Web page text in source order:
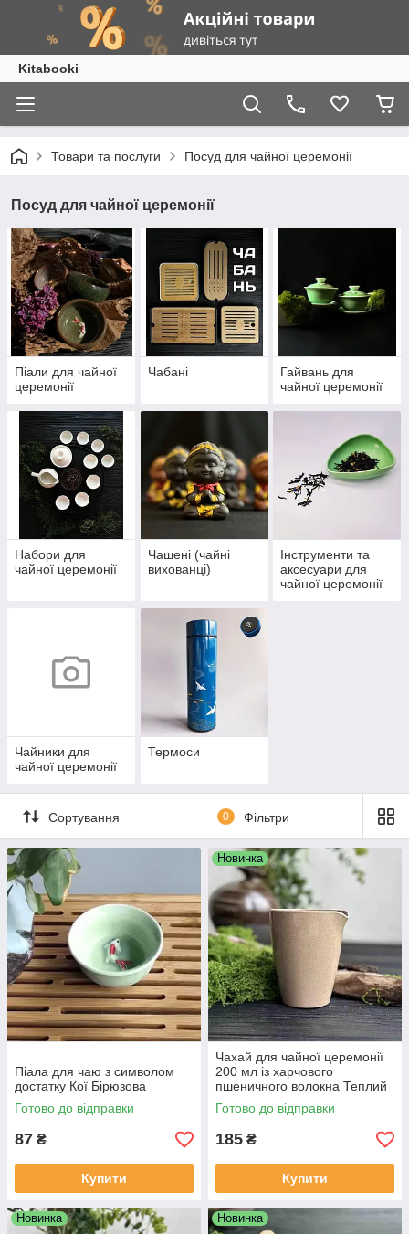
Kitabooki
Товари та послуги Посуд для чайної церемонії
Посуд для чайної церемонії
Піали для чайної
церемонії
Чабані
Гайвань для
чайної церемонії
Набори для
чайної церемонії
Чашені (чайні
вихованці)
Інструменти та
аксесуари для
чайної церемонії
Чайники для
чайної церемонії
Термоси
Сортування 0 Фільтри
Піала для чаю з символом
достатку Кої Бірюзова
Готово до відправки
87 ₴
Купити
Новинка
Чахай для чайної церемонії
200 мл із харчового
пшеничного волокна Теплий
камінь
Готово до відправки
185 ₴
Купити
Новинка Новинка